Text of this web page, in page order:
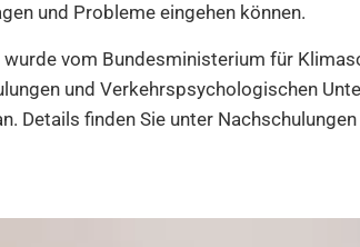
und Probleme eingehen können.
vom Bundesministerium für
und Verkehrspsychologischen
Details finden Sie unter